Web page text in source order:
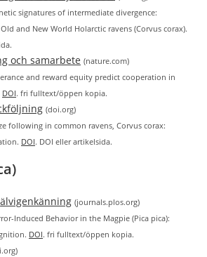
signatures of intermediate divergence:
and New World Holarctic ravens (Corvus corax).
och samarbete (nature.com)
and reward equity predict cooperation in
DOI. fri fulltext/öppen kopia.
(doi.org)
following in common ravens, Corvus corax:
DOI. DOI eller artikelsida.
(journals.plos.org)
Induced Behavior in the Magpie (Pica pica):
DOI. fri fulltext/öppen kopia.